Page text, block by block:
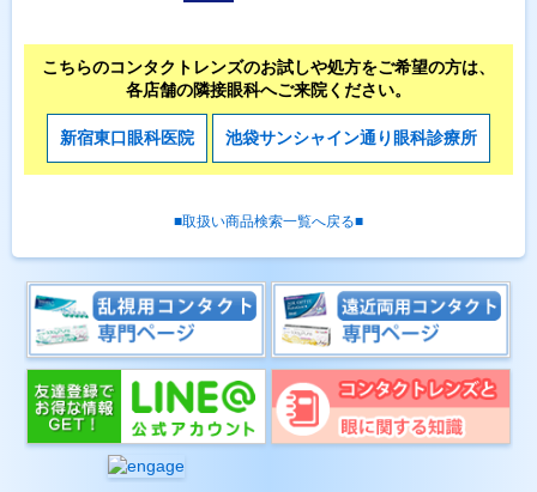
こちらのコンタクトレンズのお試しや処方をご希望の方は、
各店舗の隣接眼科へご来院ください。
新宿東口眼科医院 池袋サンシャイン通り眼科診療所
■取扱い商品検索一覧へ戻る■